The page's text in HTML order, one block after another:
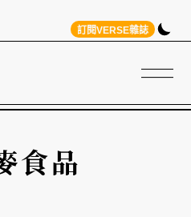
訂閱VERSE雜誌
食品